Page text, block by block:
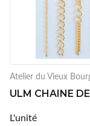
Atelier du Vieux
ULM CHAINE
L'unité